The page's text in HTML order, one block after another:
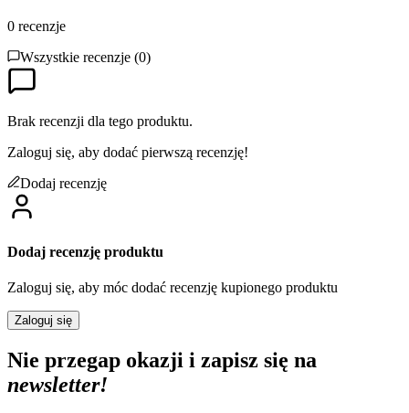
0 recenzje
Wszystkie recenzje (0)
Brak recenzji dla tego produktu.
Zaloguj się, aby dodać pierwszą recenzję!
Dodaj recenzję
Dodaj recenzję produktu
Zaloguj się, aby móc dodać recenzję kupionego produktu
Zaloguj się
Nie przegap okazji i zapisz się na
newsletter!